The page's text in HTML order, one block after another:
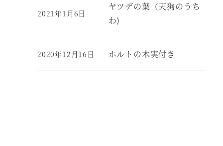
ヤツデの葉（天狗のうち
わ)
2021年1月6日
ホルトの木実付き
2020年12月16日